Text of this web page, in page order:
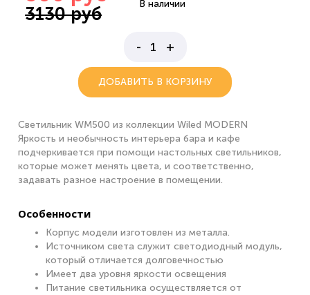
3130 руб В наличии
- +
ДОБАВИТЬ В КОРЗИНУ
Светильник WM500 из коллекции Wiled MODERN
Яркость и необычность интерьера бара и кафе
подчеркивается при помощи настольных светильников,
которые может менять цвета, и соответственно,
задавать разное настроение в помещении.
Особенности
Корпус модели изготовлен из металла.
Источником света служит светодиодный модуль,
который отличается долговечностью
Имеет два уровня яркости освещения
Питание светильника осуществляется от